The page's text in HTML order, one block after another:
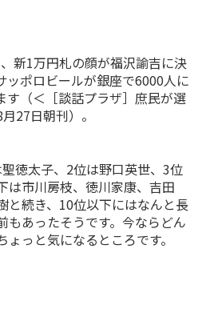
新1万円札の顔が福沢諭吉に決
ッポロビールが銀座で6000人に
す（＜［談話プラザ］庶民が選
27日朝刊）。
徳太子、2位は野口英世、3位
は市川房枝、徳川家康、吉田
と続き、10位以下にはなんと長
もあったそうです。今ならどん
っと気になるところです。